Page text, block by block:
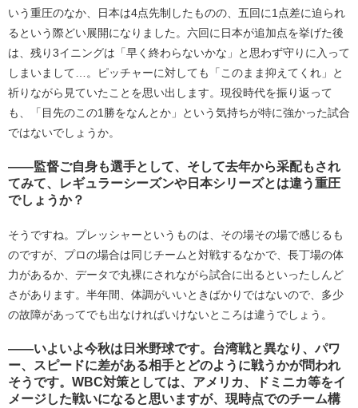
いう重圧のなか、日本は4点先制したものの、五回に1点差に迫られ
るという際どい展開になりました。六回に日本が追加点を挙げた後
は、残り3イニングは「早く終わらないかな」と思わず守りに入って
しまいまして…。ピッチャーに対しても「このまま抑えてくれ」と
祈りながら見ていたことを思い出します。現役時代を振り返って
も、「目先のこの1勝をなんとか」という気持ちが特に強かった試合
ではないでしょうか。
――監督ご自身も選手として、そして去年から采配もされ
てみて、レギュラーシーズンや日本シリーズとは違う重圧
でしょうか？
そうですね。プレッシャーというものは、その場その場で感じるも
のですが、プロの場合は同じチームと対戦するなかで、長丁場の体
力があるか、データで丸裸にされながら試合に出るといったしんど
さがあります。半年間、体調がいいときばかりではないので、多少
の故障があってでも出なければいけないところは違うでしょう。
――いよいよ今秋は日米野球です。台湾戦と異なり、パワ
ー、スピードに差がある相手とどのように戦うかが問われ
そうです。WBC対策としては、アメリカ、ドミニカ等をイ
メージした戦いになると思いますが、現時点でのチーム構